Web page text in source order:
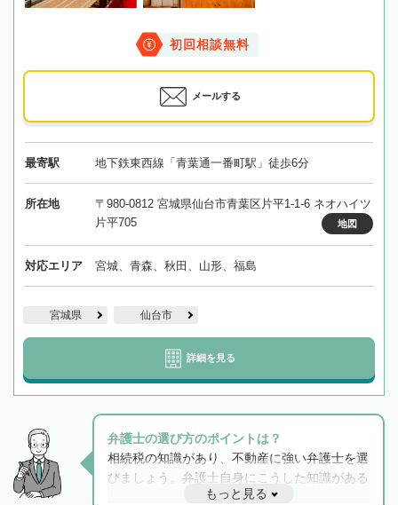
初回相談無料
メールする
最寄駅 地下鉄東西線「青葉通一番町駅」徒歩6分
所在地
〒980-0812 宮城県仙台市青葉区片平1-1-6 ネオハイツ
片平705
地図
対応エリア 宮城、青森、秋田、山形、福島
宮城県 仙台市
詳細を見る
弁護士の選び方のポイントは？
相続税の知識があり、不動産に強い弁護士を選
びましょう。弁護士自身にこうした知識がある
と他士業との連携もスムーズに進み、トラブル
もっと見る